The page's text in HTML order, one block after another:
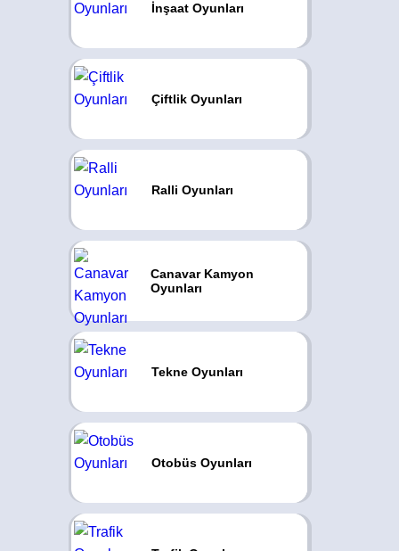
İnşaat Oyunları
Çiftlik Oyunları
Ralli Oyunları
Canavar Kamyon
Oyunları
Tekne Oyunları
Otobüs Oyunları